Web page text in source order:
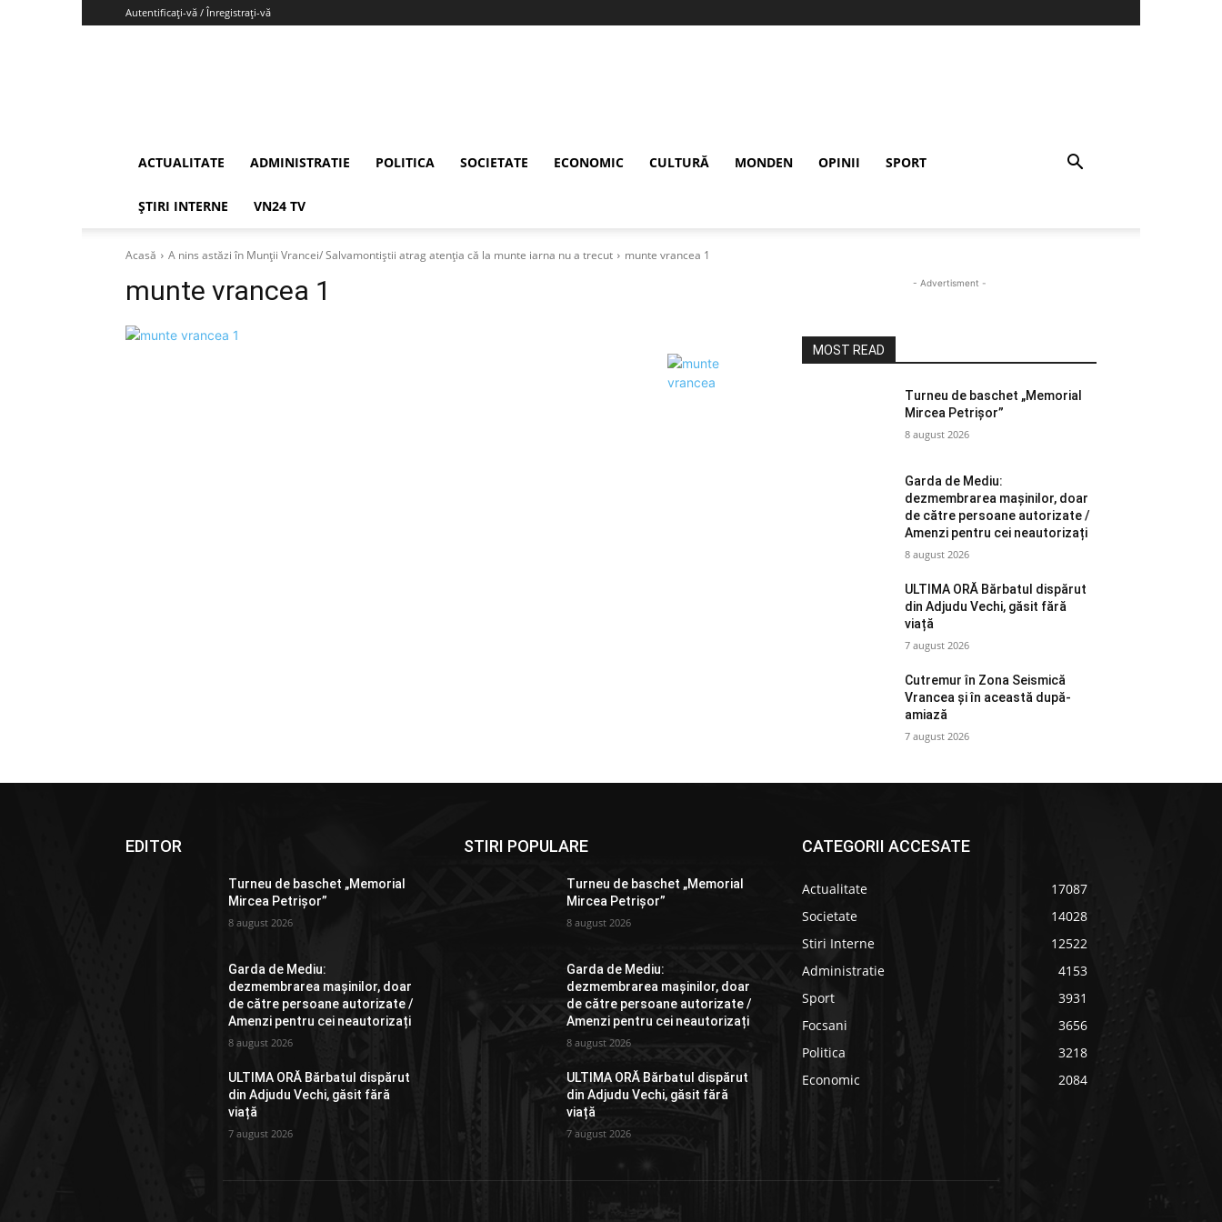
Autentificați-vă / Înregistrați-vă
ACTUALITATE ADMINISTRATIE POLITICA SOCIETATE ECONOMIC CULTURĂ MONDEN OPINII SPORT
ȘTIRI INTERNE VN24 TV
Acasă A nins astăzi în Munții Vrancei/ Salvamontiștii atrag atenția că la munte iarna nu a trecut munte vrancea 1
munte vrancea 1 - Advertisment -
MOST READ
Turneu de baschet „Memorial
Mircea Petrișor”
8 august 2026
Garda de Mediu:
dezmembrarea mașinilor, doar
de către persoane autorizate /
Amenzi pentru cei neautorizați
8 august 2026
ULTIMA ORĂ Bărbatul dispărut
din Adjudu Vechi, găsit fără
viață
7 august 2026
Cutremur în Zona Seismică
Vrancea și în această după-
amiază
7 august 2026
EDITOR
Turneu de baschet „Memorial
Mircea Petrișor”
8 august 2026
Garda de Mediu:
dezmembrarea mașinilor, doar
de către persoane autorizate /
Amenzi pentru cei neautorizați
8 august 2026
ULTIMA ORĂ Bărbatul dispărut
din Adjudu Vechi, găsit fără
viață
7 august 2026
STIRI POPULARE
Turneu de baschet „Memorial
Mircea Petrișor”
8 august 2026
Garda de Mediu:
dezmembrarea mașinilor, doar
de către persoane autorizate /
Amenzi pentru cei neautorizați
8 august 2026
ULTIMA ORĂ Bărbatul dispărut
din Adjudu Vechi, găsit fără
viață
7 august 2026
CATEGORII ACCESATE
Actualitate
17087
Societate
14028
Stiri Interne
12522
Administratie
4153
Sport
3931
Focsani
3656
Politica
3218
Economic
2084